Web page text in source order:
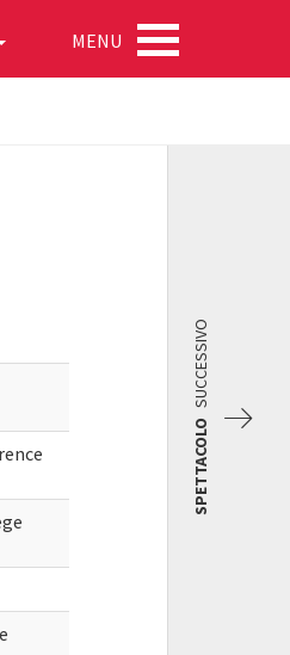
MENU
SPETTACOLO
SUCCESSIVO